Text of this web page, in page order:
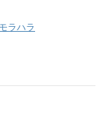
モラハラ